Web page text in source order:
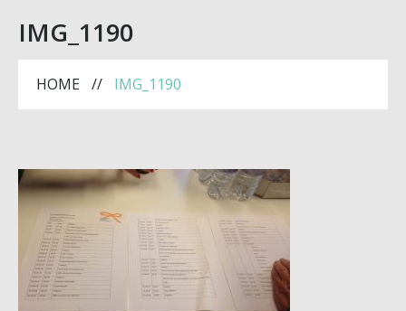
IMG_1190
HOME IMG_1190